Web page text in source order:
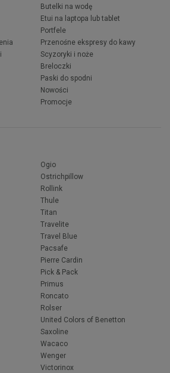
Butelki na wodę
Etui na laptopa lub tablet
Portfele
Przenośne ekspresy do kawy
Scyzoryki i noże
Breloczki
Paski do spodni
Nowości
Promocje
Ogio
Ostrichpillow
Rollink
Thule
Titan
Travelite
Travel Blue
Pacsafe
Pierre Cardin
Pick & Pack
Primus
Roncato
Rolser
United Colors of Benetton
Saxoline
Wacaco
Wenger
Victorinox